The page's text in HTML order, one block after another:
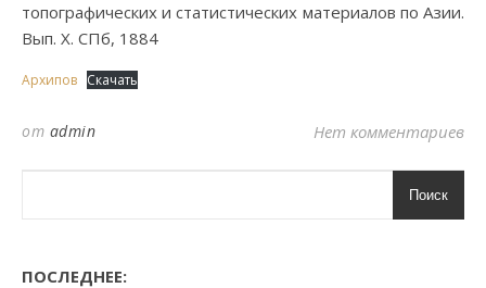
топографических и статистических материалов по Азии.
Вып. X. СПб, 1884
Архипов Скачать
от admin Нет комментариев
Поиск
ПОСЛЕДНЕЕ: